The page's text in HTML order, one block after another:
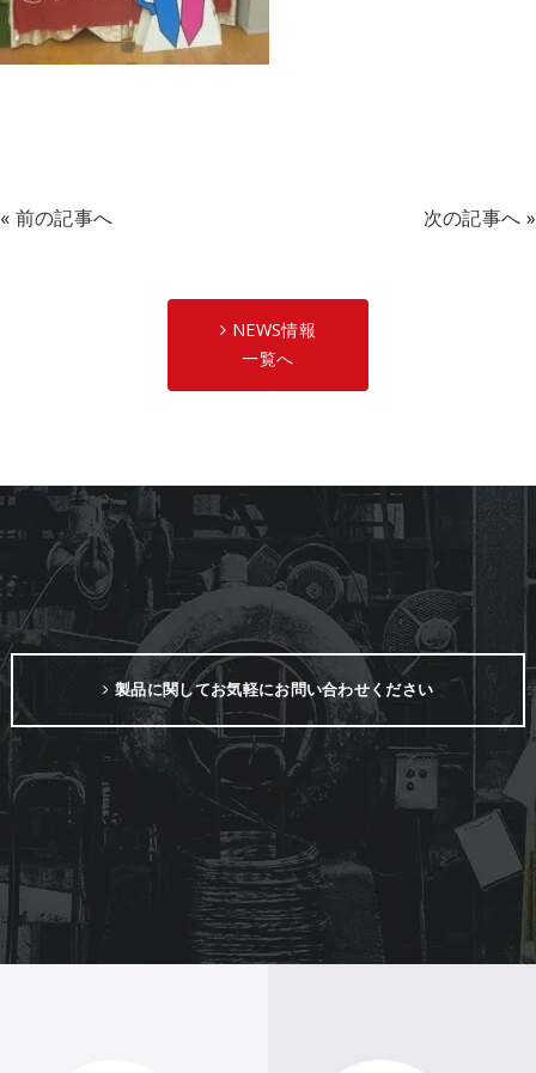
« 前の記事へ
NEWS情報
一覧へ
次の記事へ »
製品に関してお気軽にお問い合わせください